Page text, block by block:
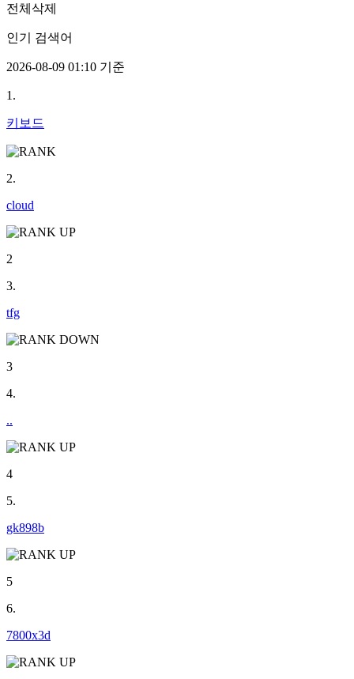
전체삭제
인기 검색어
2026-08-09 01:10 기준
1.
키보드
2.
cloud
2
3.
tfg
3
4.
..
4
5.
gk898b
5
6.
7800x3d